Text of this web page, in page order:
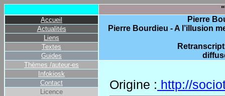
Accueil
Actualités
Liens
Textes
Guides
Thèmes /auteur-es
Infokiosk
Contact
Licence
Pierre
Pierre Bourdieu - A l’illusion
Origine : http://